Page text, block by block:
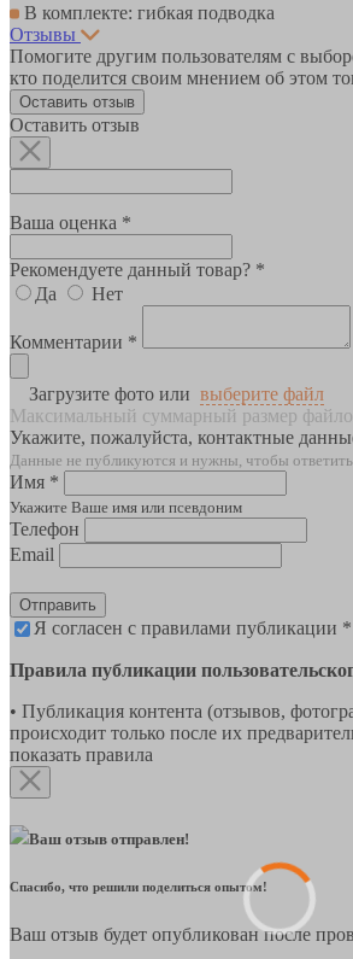
В комплекте: гибкая подводка
Отзывы
Помогите другим пользователям с
кто поделится своим мнением об этом
Оставить отзыв
Оставить отзыв
Ваша оценка *
Рекомендуете данный товар? *
Да
Нет
Комментарии *
Загрузите фото или выберите файл
Максимальный суммарный размер
Укажите, пожалуйста, контактные
Данные не публикуются и нужны, чтобы
Имя *
Укажите Ваше имя или псевдоним
Телефон
Email
Отправить
Я согласен с правилами публикации *
Правила публикации
• Публикация контента (отзывов,
происходит только после их
показать правила
Ваш отзыв отправлен!
Спасибо, что решили поделиться опытом!
Ваш отзыв будет опубликован после